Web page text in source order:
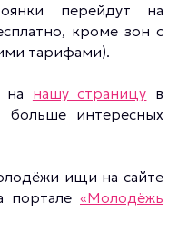
перейдут на
кроме зон с
тарифами).
на нашу страницу в
больше интересных
ищи на сайте
портале «Молодёжь